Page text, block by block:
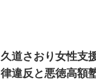
久道さおり女性支
律違反と悪徳高額